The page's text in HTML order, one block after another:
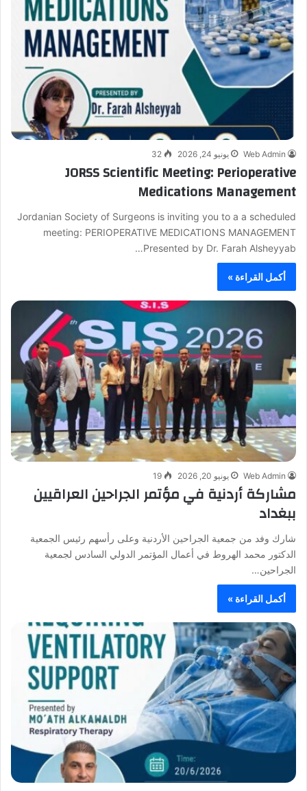
Web Admin يونيو 24, 2026 32
JORSS Scientific Meeting: Perioperative
Medications Management
Jordanian Society of Surgeons is inviting you to a a scheduled
meeting: PERIOPERATIVE MEDICATIONS MANAGEMENT
Presented by Dr. Farah Alsheyyab…
أكمل القراءة »
Web Admin يونيو 20, 2026 19
مشاركة أردنية في مؤتمر الجراحين العراقيين
ببغداد
شارك وفد من جمعية الجراحين الأردنية وعلى رأسهم رئيس الجمعية
الدكتور محمد الهروط في أعمال المؤتمر الدولي السادس لجمعية
الجراحين…
أكمل القراءة »